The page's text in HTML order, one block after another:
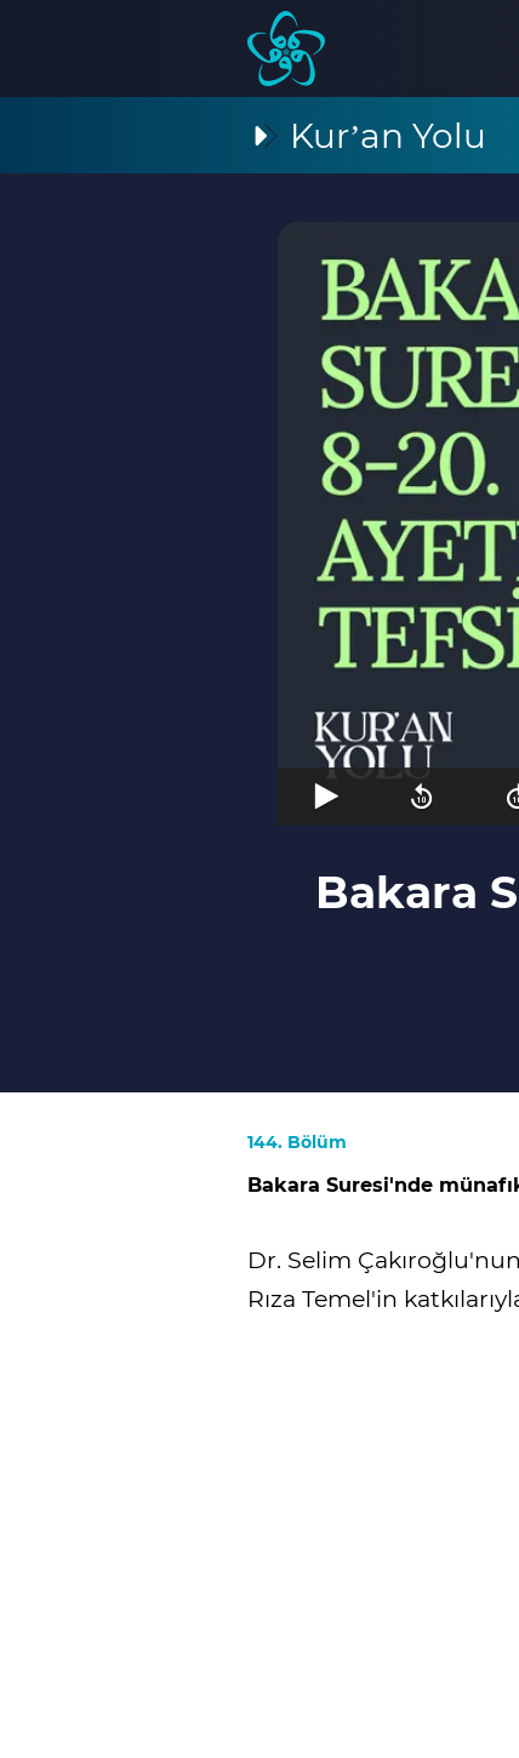
Kur’an Yolu
Bakara
144. Bölüm
Bakara Suresi'nde
Dr. Selim
Rıza Temel'in